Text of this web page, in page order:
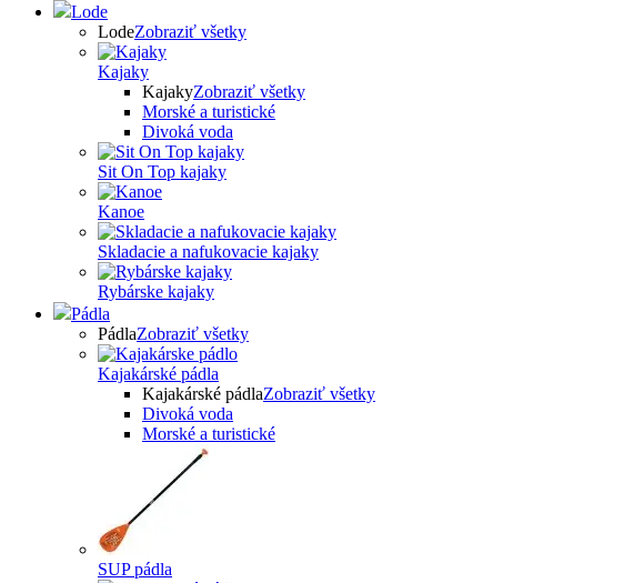
Lode
LodeZobraziť všetky
Kajaky
KajakyZobraziť všetky
Morské a turistické
Divoká voda
Sit On Top kajaky
Kanoe
Skladacie a nafukovacie kajaky
Rybárske kajaky
Pádla
PádlaZobraziť všetky
Kajakárské pádla
Kajakárské pádlaZobraziť všetky
Divoká voda
Morské a turistické
SUP pádla